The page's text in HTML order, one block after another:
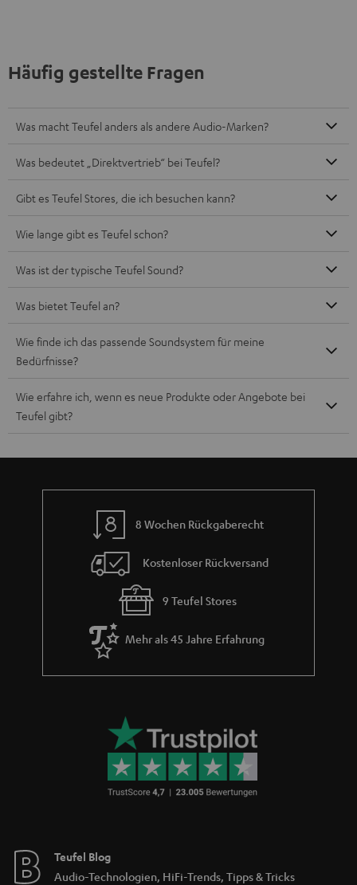
Häufig gestellte Fragen
Was macht Teufel anders als andere Audio-Marken?
Was bedeutet „Direktvertrieb“ bei Teufel?
Gibt es Teufel Stores, die ich besuchen kann?
Wie lange gibt es Teufel schon?
Was ist der typische Teufel Sound?
Was bietet Teufel an?
Wie finde ich das passende Soundsystem für meine
Bedürfnisse?
Wie erfahre ich, wenn es neue Produkte oder Angebote bei
Teufel gibt?
8 Wochen Rückgaberecht
Kostenloser Rückversand
9 Teufel Stores
Mehr als 45 Jahre Erfahrung
Teufel Blog
Audio-Technologien, HiFi-Trends, Tipps & Tricks